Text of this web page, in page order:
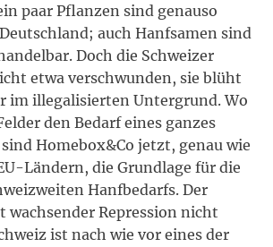
paar Pflanzen sind genauso
auch Hanfsamen sind
Doch die Schweizer
etwa verschwunden, sie blüht
im illegalisierten Untergrund. Wo
den Bedarf eines ganzes
Homebox&Co jetzt, genau wie
Ländern, die Grundlage für die
Hanfbedarfs. Der
wachsender Repression nicht
ist nach wie vor eines der